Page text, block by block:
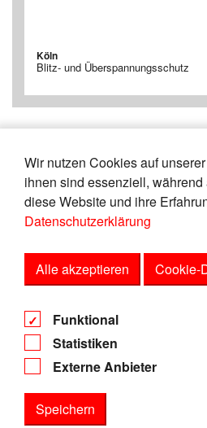
Wir nutzen Cookies auf
ihnen sind essenziell,
diese Website und ihre
Datenschutzerklärung
Alle akzeptieren Cookie-
Funktional
Statistiken
Externe Anbieter
Speichern
Köln
Blitz- und Überspannungsschutz
« 17 18 19 20
25
26 »
Impressum